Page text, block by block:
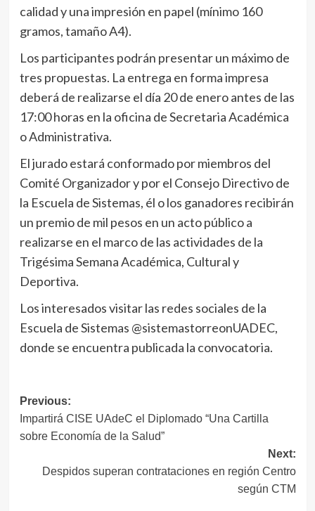
calidad y una impresión en papel (mínimo 160
gramos, tamaño A4).
Los participantes podrán presentar un máximo de
tres propuestas. La entrega en forma impresa
deberá de realizarse el día 20 de enero antes de las
17:00 horas en la oficina de Secretaria Académica
o Administrativa.
El jurado estará conformado por miembros del
Comité Organizador y por el Consejo Directivo de
la Escuela de Sistemas, él o los ganadores recibirán
un premio de mil pesos en un acto público a
realizarse en el marco de las actividades de la
Trigésima Semana Académica, Cultural y
Deportiva.
Los interesados visitar las redes sociales de la
Escuela de Sistemas @sistemastorreonUADEC,
donde se encuentra publicada la convocatoria.
Navegación
de
Previous:
Impartirá CISE UAdeC el Diplomado “Una Cartilla
sobre Economía de la Salud”
Next:
Despidos superan contrataciones en región Centro
según CTM